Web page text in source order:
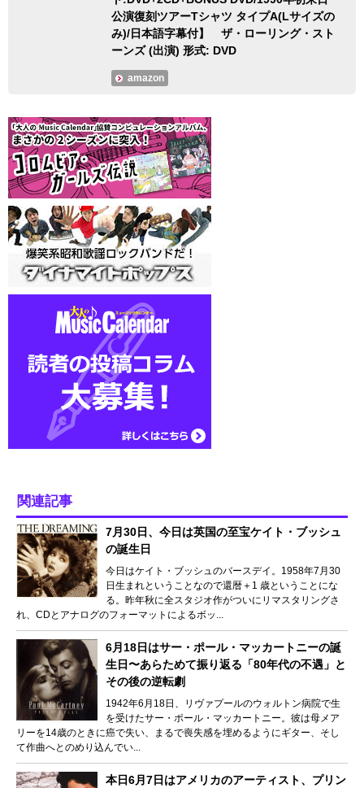
公演復刻ツアーTシャツ タイプA(Lサイズの
み)/日本語字幕付】 ザ・ローリング・スト
ーンズ (出演) 形式: DVD
amazon
関連記事
7月30日、今日は英国の至宝ケイト・ブッシュ
の誕生日
今日はケイト・ブッシュのバースデイ。1958年7月30
日生まれということなので還暦＋1 歳ということにな
る。昨年秋に全スタジオ作がついにリマスタリングさ
れ、CDとアナログのフォーマットによるボッ...
6月18日はサー・ポール・マッカートニーの誕
生日〜あらためて振り返る「80年代の不遇」と
その後の逆転劇
1942年6月18日、リヴァプールのウォルトン病院で生
を受けたサー・ポール・マッカートニー。彼は母メア
リーを14歳のときに癌で失い、まるで喪失感を埋めるようにギター、そし
て作曲へとのめり込んでい...
本日6月7日はアメリカのアーティスト、プリン